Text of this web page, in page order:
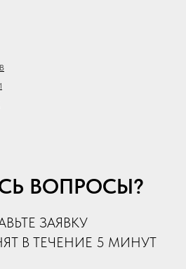
ВОПРОСЫ?
ЗАЯВКУ
В ТЕЧЕНИЕ 5 МИНУТ